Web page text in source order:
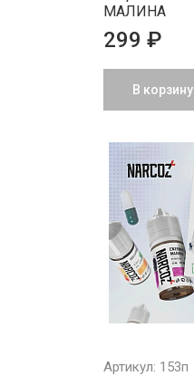
МАЛИНА
299 ₽
В корзину
Артикул: 153п